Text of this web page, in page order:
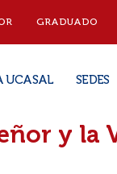
GRADUADO
UCASAL SEDES
y la